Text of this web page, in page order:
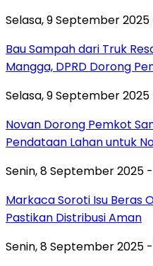
Selasa, 9 September 2025
Bau Sampah dari Truk
Mangga, DPRD Dorong
Selasa, 9 September 2025
Novan Dorong Pemkot
Pendataan Lahan untuk
Senin, 8 September 2025 -
Markaca Soroti Isu Beras
Pastikan Distribusi Aman
Senin, 8 September 2025 -